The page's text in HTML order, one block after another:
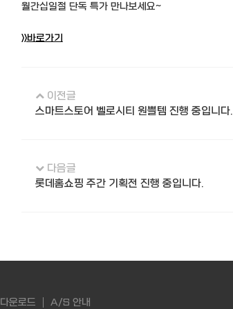
월간십일절 단독 특가 만나보세요~
>>바로가기
이전글
스마트스토어 벨로시티 원쁠템 진행 중입니다.
다음글
롯데홈쇼핑 주간 기획전 진행 중입니다.
다운로드 A/S 안내